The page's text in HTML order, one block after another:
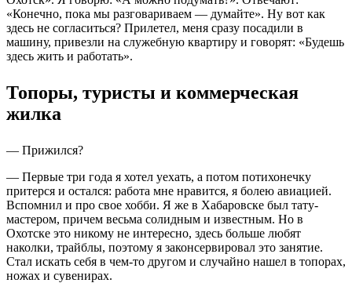
«Конечно, пока мы разговариваем — думайте». Ну вот как
здесь не согласиться? Прилетел, меня сразу посадили в
машину, привезли на служебную квартиру и говорят: «Будешь
здесь жить и работать».
Топоры, туристы и коммерческая
жилка
— Прижился?
— Первые три года я хотел уехать, а потом потихонечку
притерся и остался: работа мне нравится, я болею авиацией.
Вспомнил и про свое хобби. Я же в Хабаровске был тату-
мастером, причем весьма солидным и известным. Но в
Охотске это никому не интересно, здесь больше любят
наколки, трайблы, поэтому я законсервировал это занятие.
Стал искать себя в чем-то другом и случайно нашел в топорах,
ножах и сувенирах.